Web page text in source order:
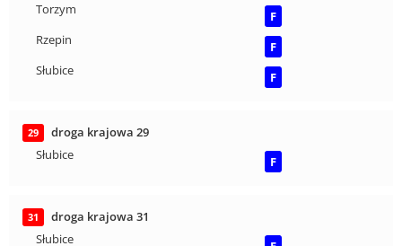
Torzym
F
Rzepin
F
Słubice
F
29
droga krajowa 29
Słubice
F
31
droga krajowa 31
Słubice